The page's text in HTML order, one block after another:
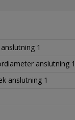
1
anslutning 1
anslutning 1